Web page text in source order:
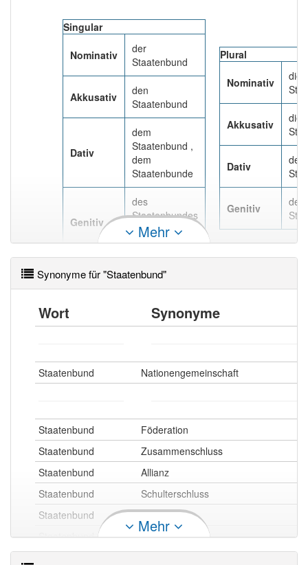
Singular
Nominativ
der
Staatenbund
Akkusativ
den
Staatenbund
Dativ
dem
Staatenbund ,
dem
Staatenbunde
Genitiv
des
Staatenbundes
, des
Staatenbunds
Plural
Nominativ
die
Akkusativ
die
Dativ
den
Genitiv
der
Mehr
Synonyme für "Staatenbund"
Wort Synonyme
Staatenbund Nationengemeinschaft
Staatenbund
Föderation
Staatenbund
Zusammenschluss
Staatenbund
Allianz
Staatenbund
Schulterschluss
Staatenbund
Vereinigung
Staatenbund
Bund
Mehr